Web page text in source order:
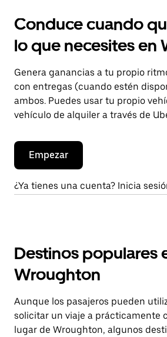
Conduce cuando
lo que necesites en
Genera ganancias a tu propio
con entregas (cuando estén
ambos. Puedes usar tu propio
vehículo de alquiler a través de
Empezar
¿Ya tienes una cuenta? Inicia
Destinos populares
Wroughton
Aunque los pasajeros pueden
solicitar un viaje a prácticamente
lugar de Wroughton, algunos